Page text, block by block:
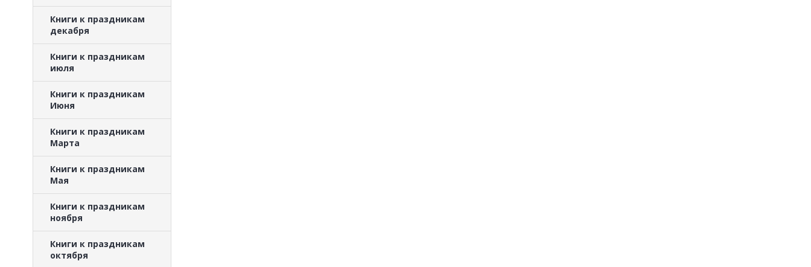
Книги к праздникам
декабря
Книги к праздникам
июля
Книги к праздникам
Июня
Книги к праздникам
Марта
Книги к праздникам
Мая
Книги к праздникам
ноября
Книги к праздникам
октября